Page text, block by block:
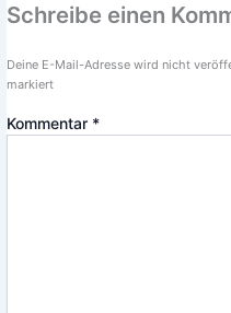
Schreibe einen
Deine E-Mail-Adresse wird nicht
markiert
Kommentar *